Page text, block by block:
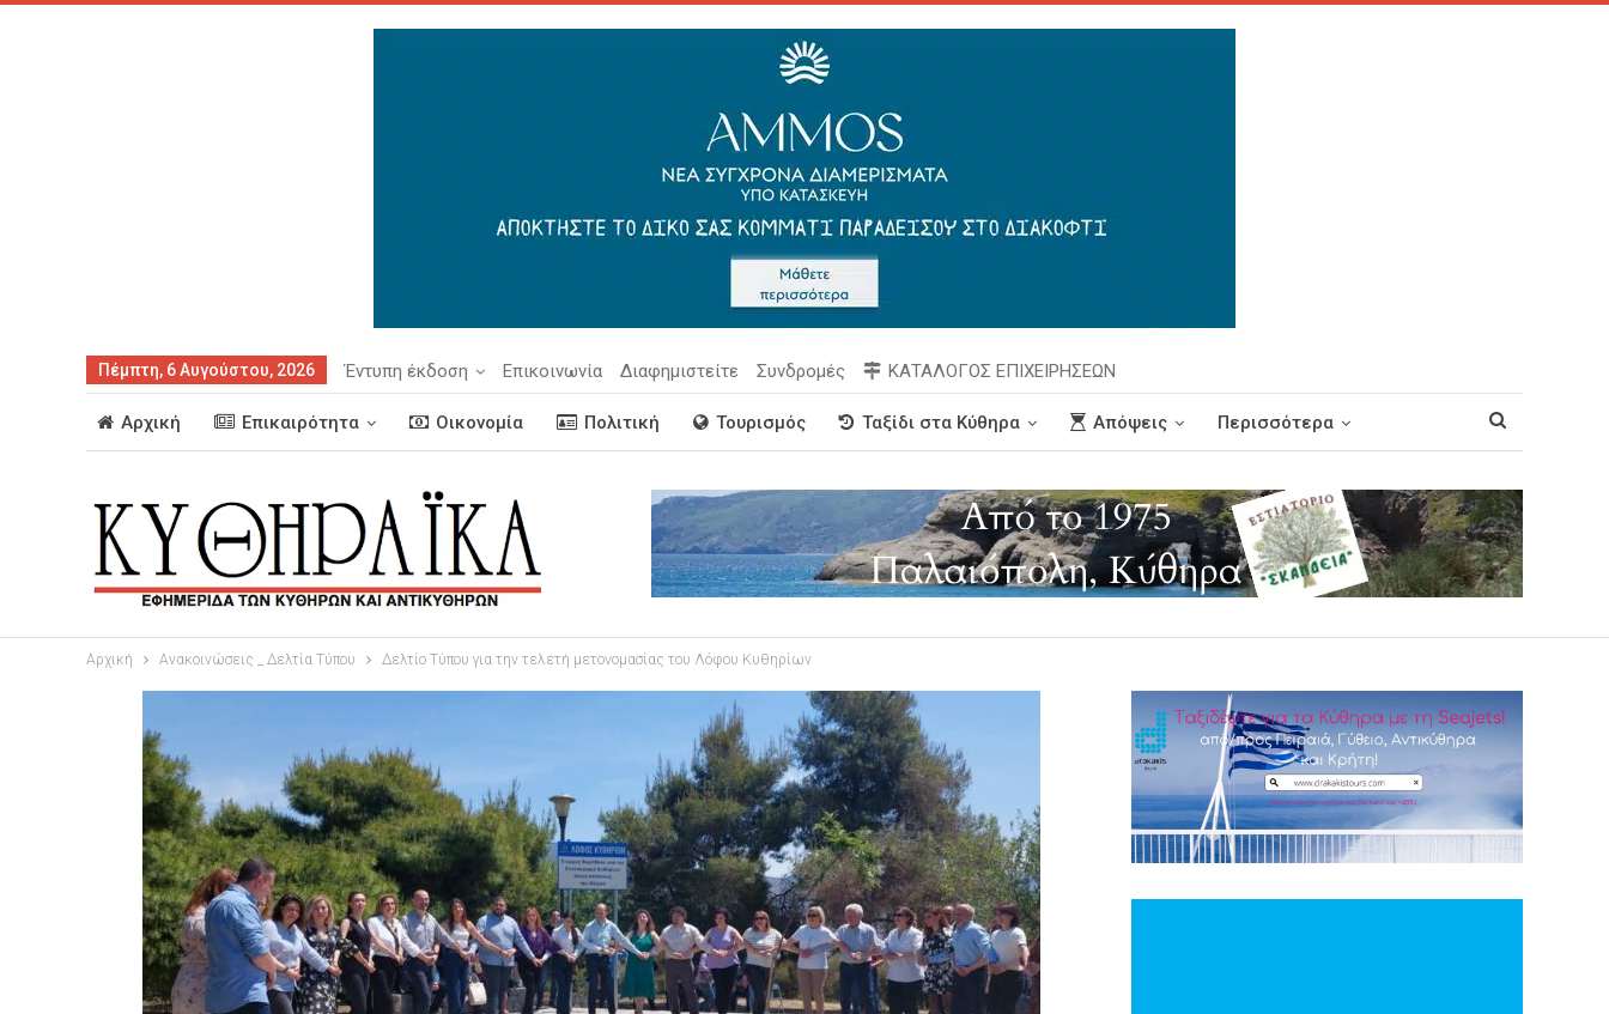
Πέμπτη, 6 Αυγούστου, 2026 Έντυπη έκδοση Επικοινωνία Διαφημιστείτε Συνδρομές ΚΑΤΑΛΟΓΟΣ ΕΠΙΧΕΙΡΗΣΕΩΝ
Αρχική Επικαιρότητα Οικονομία Πολιτική Τουρισμός Ταξίδι στα Κύθηρα Απόψεις Περισσότερα
Αρχική Ανακοινώσεις _ Δελτία Τύπου Δελτίο Τύπου για την τελετή μετονομασίας του Λόφου Κυθηρίων